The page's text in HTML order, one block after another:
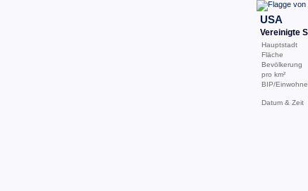
USA
Vereinigte
Hauptstadt
Fläche
Bevölkerung
pro km²
BIP/
Datum & Zeit